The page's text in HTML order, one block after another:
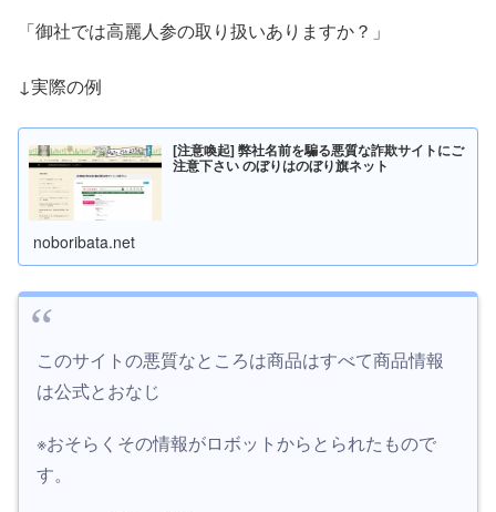
「御社では高麗人参の取り扱いありますか？」
↓実際の例
[注意喚起] 弊社名前を騙る悪質な詐欺サイトにご
注意下さい のぼりはのぼり旗ネット
noboribata.net
このサイトの悪質なところは商品はすべて商品情報
は公式とおなじ
※おそらくその情報がロボットからとられたもので
す。